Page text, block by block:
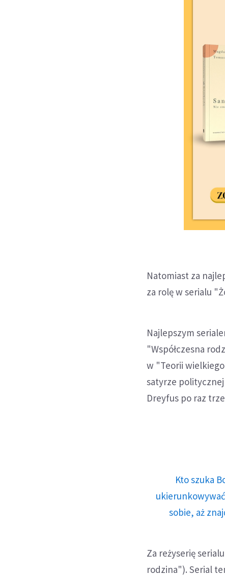
Natomiast za
za rolę w serialu
Najlepszym
"Współczesna
w "Teorii
satyrze politycznej
Dreyfus po raz
Kto szuka
sobie, aż
Za reżyserię
rodzina"). Serial